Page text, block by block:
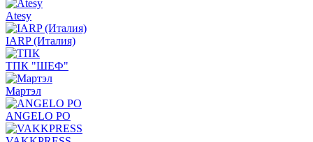
Atesy
IARP (Италия)
ТПК "ШЕФ"
Мартэл
ANGELO PO